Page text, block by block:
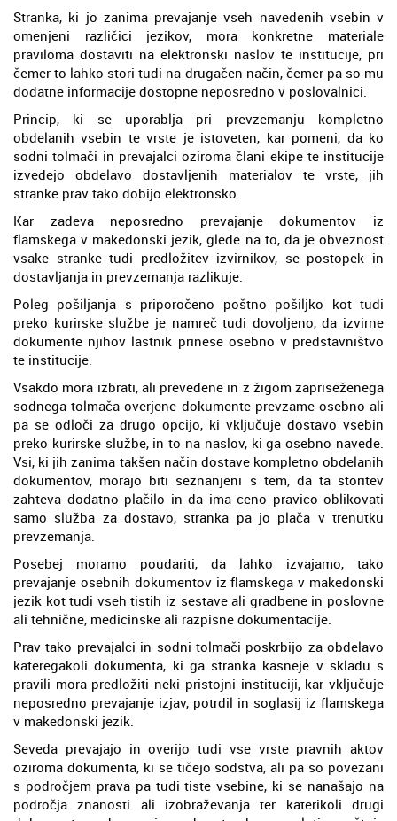
Stranka, ki jo zanima prevajanje vseh navedenih vsebin v
omenjeni različici jezikov, mora konkretne materiale
praviloma dostaviti na elektronski naslov te institucije, pri
čemer to lahko stori tudi na drugačen način, čemer pa so mu
dodatne informacije dostopne neposredno v poslovalnici.
Princip, ki se uporablja pri prevzemanju kompletno
obdelanih vsebin te vrste je istoveten, kar pomeni, da ko
sodni tolmači in prevajalci oziroma člani ekipe te institucije
izvedejo obdelavo dostavljenih materialov te vrste, jih
stranke prav tako dobijo elektronsko.
Kar zadeva neposredno prevajanje dokumentov iz
flamskega v makedonski jezik, glede na to, da je obveznost
vsake stranke tudi predložitev izvirnikov, se postopek in
dostavljanja in prevzemanja razlikuje.
Poleg pošiljanja s priporočeno poštno pošiljko kot tudi
preko kurirske službe je namreč tudi dovoljeno, da izvirne
dokumente njihov lastnik prinese osebno v predstavništvo
te institucije.
Vsakdo mora izbrati, ali prevedene in z žigom zapriseženega
sodnega tolmača overjene dokumente prevzame osebno ali
pa se odloči za drugo opcijo, ki vključuje dostavo vsebin
preko kurirske službe, in to na naslov, ki ga osebno navede.
Vsi, ki jih zanima takšen način dostave kompletno obdelanih
dokumentov, morajo biti seznanjeni s tem, da ta storitev
zahteva dodatno plačilo in da ima ceno pravico oblikovati
samo služba za dostavo, stranka pa jo plača v trenutku
prevzemanja.
Posebej moramo poudariti, da lahko izvajamo, tako
prevajanje osebnih dokumentov iz flamskega v makedonski
jezik kot tudi vseh tistih iz sestave ali gradbene in poslovne
ali tehnične, medicinske ali razpisne dokumentacije.
Prav tako prevajalci in sodni tolmači poskrbijo za obdelavo
kateregakoli dokumenta, ki ga stranka kasneje v skladu s
pravili mora predložiti neki pristojni instituciji, kar vključuje
neposredno prevajanje izjav, potrdil in soglasij iz flamskega
v makedonski jezik.
Seveda prevajajo in overijo tudi vse vrste pravnih aktov
oziroma dokumenta, ki se tičejo sodstva, ali pa so povezani
s področjem prava pa tudi tiste vsebine, ki se nanašajo na
področja znanosti ali izobraževanja ter katerikoli drugi